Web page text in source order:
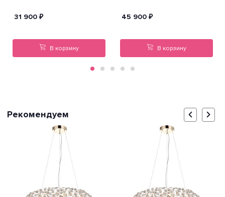
31 900 ₽
В корзину
45 900 ₽
В корзину
Рекомендуем